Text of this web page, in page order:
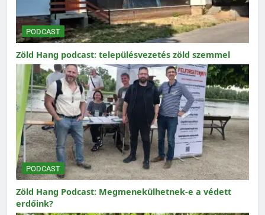
PODCAST
Zöld Hang podcast: településvezetés zöld szemmel
PODCAST
Zöld Hang Podcast: Megmenekülhetnek-e a védett
erdőink?